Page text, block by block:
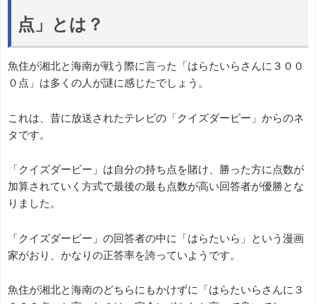
点」とは？
魚住が湘北と海南が戦う際に言った「はらたいらさんに３００
０点」は多くの人が謎に感じたでしょう。
これは、昔に放送されたテレビの「クイズダービー」からのネ
タです。
「クイズダービー」は自分の持ち点を賭け、勝った方に点数が
加算されていく方式で最後の最も点数が高い回答者が優勝とな
りました。
「クイズダービー」の回答者の中に「はらたいら」という漫画
家がおり、かなりの正答率を誇っていようです。
魚住が湘北と海南のどちらにもかけずに「はらたいらさんに３